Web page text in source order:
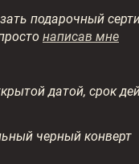
подарочный
написав мне
датой, срок
черный конверт